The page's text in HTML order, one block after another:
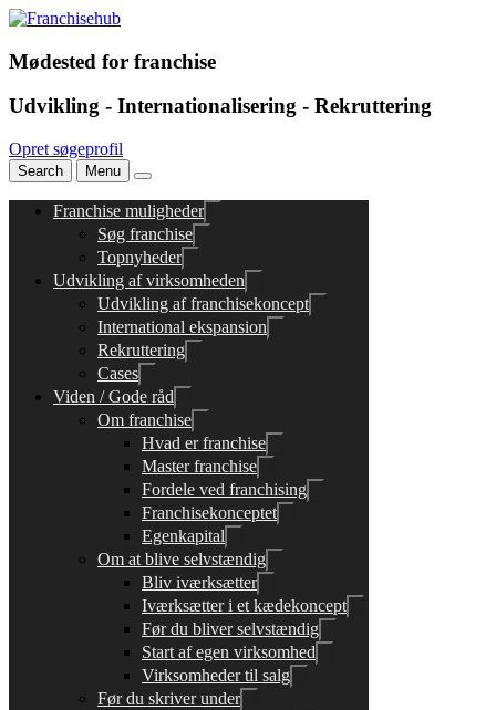
Mødested for franchise
Udvikling - Internationalisering - Rekruttering
Opret søgeprofil
Search Menu
Franchise muligheder
Søg franchise
Topnyheder
Udvikling af virksomheden
Udvikling af franchisekoncept
International ekspansion
Rekruttering
Cases
Viden / Gode råd
Om franchise
Hvad er franchise
Master franchise
Fordele ved franchising
Franchisekonceptet
Egenkapital
Om at blive selvstændig
Bliv iværksætter
Iværksætter i et kædekoncept
Før du bliver selvstændig
Start af egen virksomhed
Virksomheder til salg
Før du skriver under